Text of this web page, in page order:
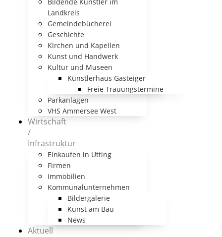
Bildende Künstler im
Landkreis
Gemeindebücherei
Geschichte
Kirchen und Kapellen
Kunst und Handwerk
Kultur und Museen
Künstlerhaus Gasteiger
Freie Trauungstermine
Parkanlagen
VHS Ammersee West
Wirtschaft
/
Infrastruktur
Einkaufen in Utting
Firmen
Immobilien
Kommunalunternehmen
Bildergalerie
Kunst am Bau
News
Aktuell